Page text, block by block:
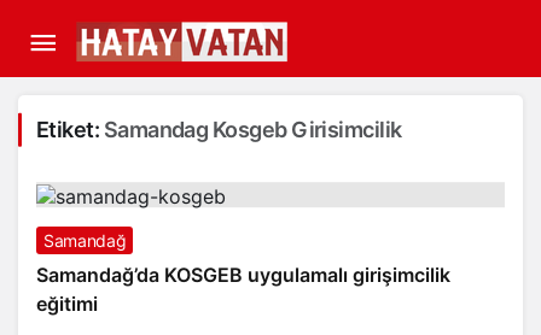
Etiket: Samandag Kosgeb Girisimcilik
Samandağ
Samandağ’da KOSGEB uygulamalı girişimcilik
eğitimi